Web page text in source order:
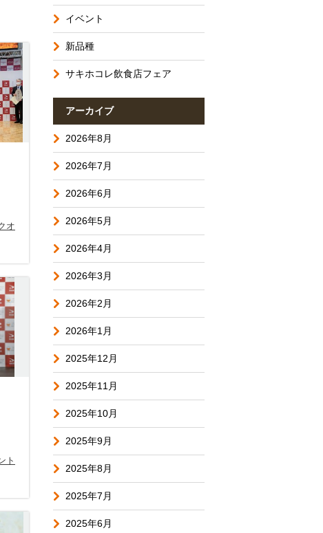
オ
ト
イベント
新品種
サキホコレ飲食店フェア
アーカイブ
2026年8月
2026年7月
2026年6月
2026年5月
2026年4月
2026年3月
2026年2月
2026年1月
2025年12月
2025年11月
2025年10月
2025年9月
2025年8月
2025年7月
2025年6月